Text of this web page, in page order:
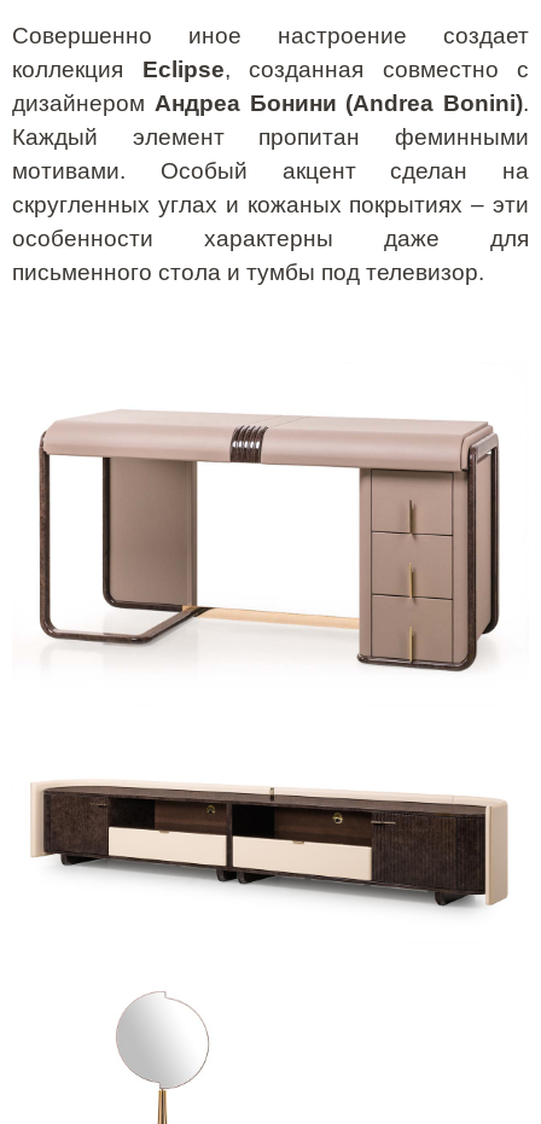
Совершенно иное настроение создает
коллекция Eclipse, созданная совместно с
дизайнером Андреа Бонини (Andrea Bonini).
Каждый элемент пропитан феминными
мотивами. Особый акцент сделан на
скругленных углах и кожаных покрытиях – эти
особенности характерны даже для
письменного стола и тумбы под телевизор.